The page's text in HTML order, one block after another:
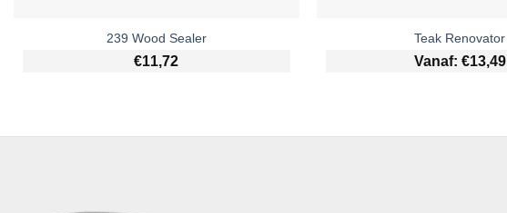
239 Wood Sealer
€11,72
Teak Renovator
Vanaf: €13,49